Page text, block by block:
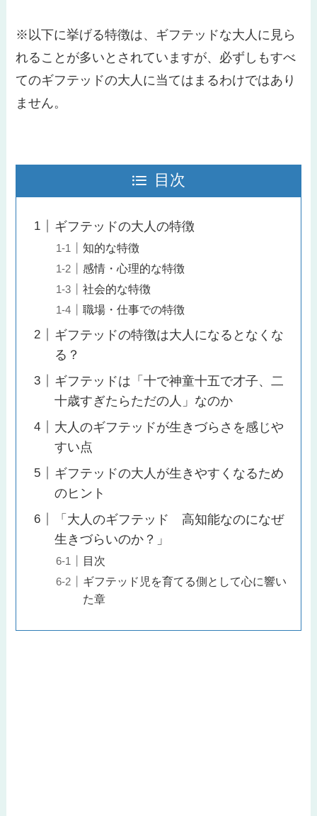
※以下に挙げる特徴は、ギフテッドな大人に見ら
れることが多いとされていますが、必ずしもすべ
てのギフテッドの大人に当てはまるわけではあり
ません。
目次
ギフテッドの大人の特徴
知的な特徴
感情・心理的な特徴
社会的な特徴
職場・仕事での特徴
ギフテッドの特徴は大人になるとなくな
る？
ギフテッドは「十で神童十五で才子、二
十歳すぎたらただの人」なのか
大人のギフテッドが生きづらさを感じや
すい点
ギフテッドの大人が生きやすくなるため
のヒント
「大人のギフテッド 高知能なのになぜ
生きづらいのか？」
目次
ギフテッド児を育てる側として心に響い
た章